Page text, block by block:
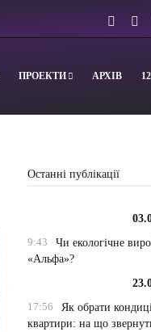
ПРОЕКТИ АРХІВ
Останні публікації
9:43
Чи екологічне
«Альфа»?
17:56
Як обрати
квартири: на що